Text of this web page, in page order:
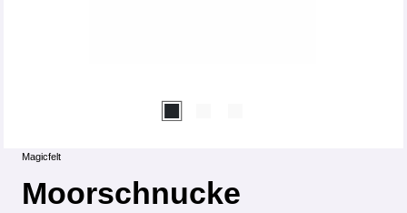
Magicfelt
Moorschnucke